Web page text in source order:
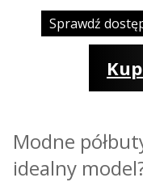
Sprawdź
Modne
idealny